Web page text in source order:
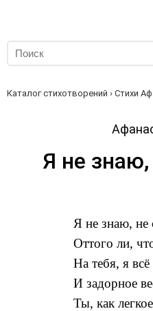
Каталог стихотворений › Стихи
Я не
Я не знаю, не
Оттого ли,
На тебя, я
И задорное
Ты, как